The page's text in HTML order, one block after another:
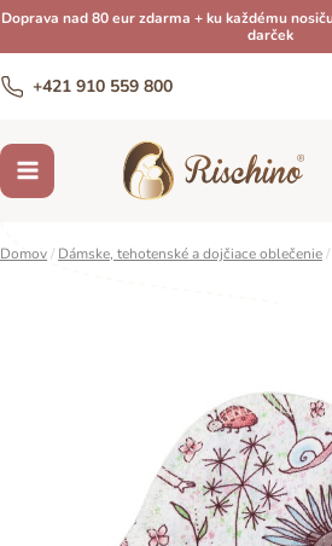
Doprava nad 80 eur zdarma + ku každému
darček
+421 910 559 800
Domov/ Dámske, tehotenské a dojčiace oblečenie/